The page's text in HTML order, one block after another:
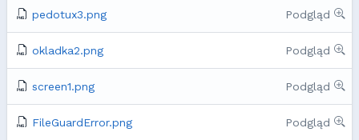
pedotux3.png Podgląd
okladka2.png Podgląd
screen1.png Podgląd
FileGuardError.png Podgląd